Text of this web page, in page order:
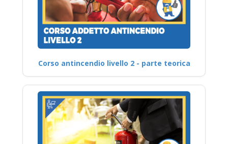
Corso antincendio livello 2 - parte teorica